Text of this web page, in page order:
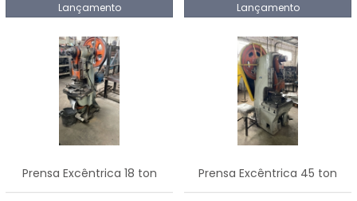
Lançamento Lançamento
Prensa Excêntrica 18 ton Prensa Excêntrica 45 ton